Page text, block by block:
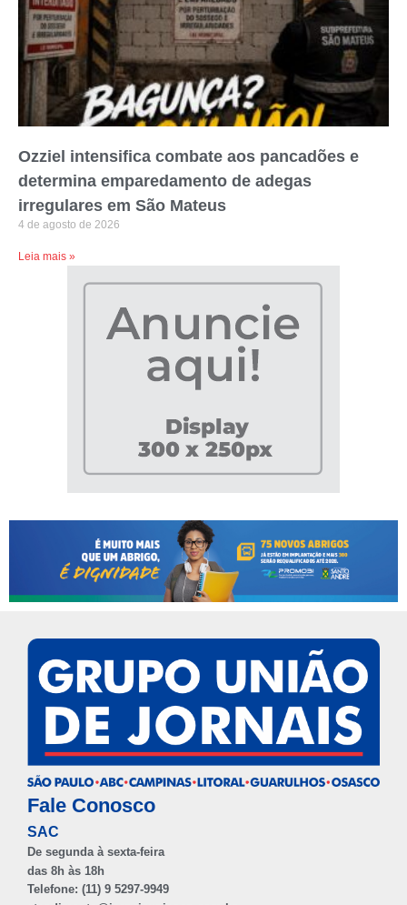
Ozziel intensifica combate aos pancadões e
determina emparedamento de adegas
irregulares em São Mateus
4 de agosto de 2026
Leia mais »
Fale Conosco
SAC
De segunda à sexta-feira
das 8h às 18h
Telefone: (11) 9 5297-9949